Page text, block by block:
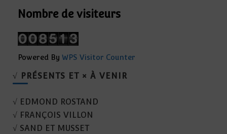
Nombre de visiteurs
Powered By WPS Visitor Counter
√ PRÉSENTS ET × À VENIR
√ EDMOND ROSTAND
√ FRANÇOIS VILLON
√ SAND ET MUSSET